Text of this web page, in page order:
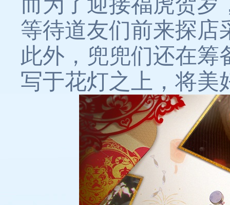
等待道友们前来探店
此外，兜兜们还在筹
写于花灯之上，将美